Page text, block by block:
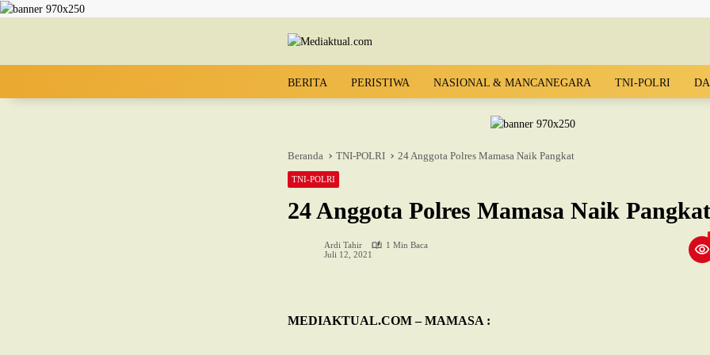
BERITA PERISTIWA NASIONAL & MANCANEGARA TNI-POLRI
Beranda TNI-POLRI 24 Anggota Polres Mamasa Naik Pangkat
TNI-POLRI
24 Anggota Polres Mamasa Naik Pangkat
Ardi Tahir
1 Min Baca
Juli 12, 2021
MEDIAKTUAL.COM – MAMASA :